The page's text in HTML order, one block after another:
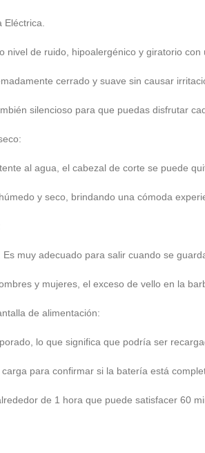
Eléctrica.
nivel de ruido, hipoalergénico y giratorio
cerrado y suave sin causar
silencioso para que puedas disfrutar
al agua, el cabezal de corte se puede
y seco, brindando una cómoda
Es muy adecuado para salir cuando se
y mujeres, el exceso de vello en la
de alimentación:
lo que significa que podría ser
para confirmar si la batería está
de 1 hora que puede satisfacer 60